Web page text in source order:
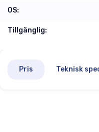
OS:
Tillgänglig:
Pris Teknisk